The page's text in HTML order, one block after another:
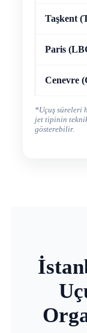
Taşkent
Paris
Cenevre
*Uçuş süreleri
jet tipinin
gösterebilir.